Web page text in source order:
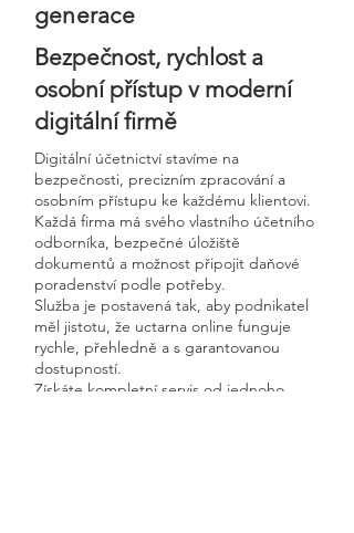
generace
Bezpečnost, rychlost a
osobní přístup v moderní
digitální firmě
Digitální účetnictví stavíme na
bezpečnosti, precizním zpracování a
osobním přístupu ke každému klientovi.
Každá firma má svého vlastního účetního
odborníka, bezpečné úložiště
dokumentů a možnost připojit daňové
poradenství podle potřeby.
Služba je postavená tak, aby podnikatel
měl jistotu, že uctarna online funguje
rychle, přehledně a s garantovanou
dostupností.
Získáte kompletní servis od jednoho